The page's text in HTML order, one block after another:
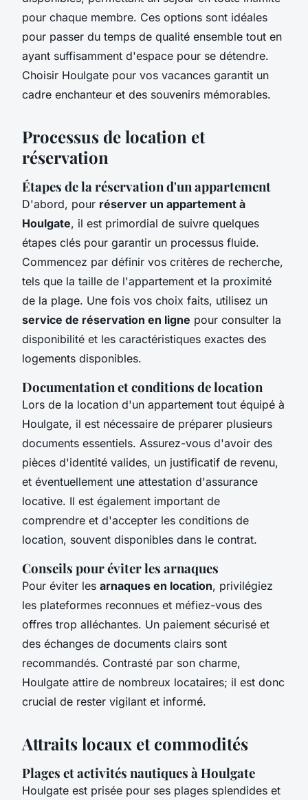
pour chaque membre. Ces options sont idéales
pour passer du temps de qualité ensemble tout en
ayant suffisamment d'espace pour se détendre.
Choisir Houlgate pour vos vacances garantit un
cadre enchanteur et des souvenirs mémorables.
Processus de location et
réservation
Étapes de la réservation d'un appartement
D'abord, pour réserver un appartement à
Houlgate, il est primordial de suivre quelques
étapes clés pour garantir un processus fluide.
Commencez par définir vos critères de recherche,
tels que la taille de l'appartement et la proximité
de la plage. Une fois vos choix faits, utilisez un
service de réservation en ligne pour consulter la
disponibilité et les caractéristiques exactes des
logements disponibles.
Documentation et conditions de location
Lors de la location d'un appartement tout équipé à
Houlgate, il est nécessaire de préparer plusieurs
documents essentiels. Assurez-vous d'avoir des
pièces d'identité valides, un justificatif de revenu,
et éventuellement une attestation d'assurance
locative. Il est également important de
comprendre et d'accepter les conditions de
location, souvent disponibles dans le contrat.
Conseils pour éviter les arnaques
Pour éviter les arnaques en location, privilégiez
les plateformes reconnues et méfiez-vous des
offres trop alléchantes. Un paiement sécurisé et
des échanges de documents clairs sont
recommandés. Contrasté par son charme,
Houlgate attire de nombreux locataires; il est donc
crucial de rester vigilant et informé.
Attraits locaux et commodités
Plages et activités nautiques à Houlgate
Houlgate est prisée pour ses plages splendides et